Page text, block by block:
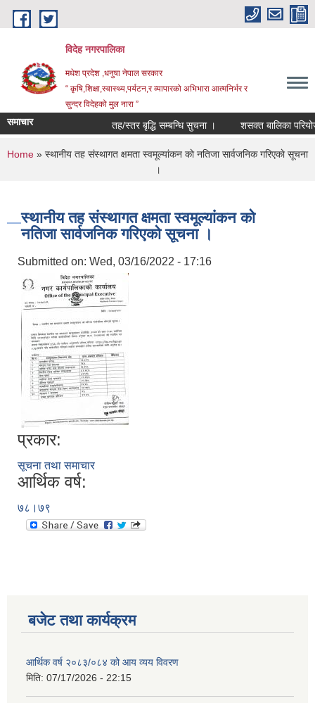
Skip to main content
विदेह नगरपालिका
मधेश प्रदेश ,धनुषा नेपाल सरकार
“ कृषि,शिक्षा,स्वास्थ्य,पर्यटन,र व्यापारको अभिभारा आत्मनिर्भर र
सुन्दर विदेहको मुल नारा ”
समाचार तह/स्तर बृद्धि सम्बन्धि सुचना । शसक्त बालिका
You are here
Home » स्थानीय तह संस्थागत क्षमता स्वमूल्यांकन काे नतिजा सार्वजनिक गरिएकाे सूचना
।
स्थानीय तह संस्थागत क्षमता स्वमूल्यांकन काे
नतिजा सार्वजनिक गरिएकाे सूचना ।
Submitted on: Wed, 03/16/2022 - 17:16
प्रकार:
सूचना तथा समाचार
आर्थिक वर्ष:
७८।७९
बजेट तथा कार्यक्रम
आर्थिक वर्ष २०८३/०८४ को आय व्यय विवरण
मिति: 07/17/2026 - 22:15